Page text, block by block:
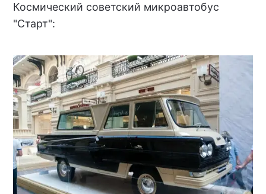
Космический советский микроавтобус
"Старт":